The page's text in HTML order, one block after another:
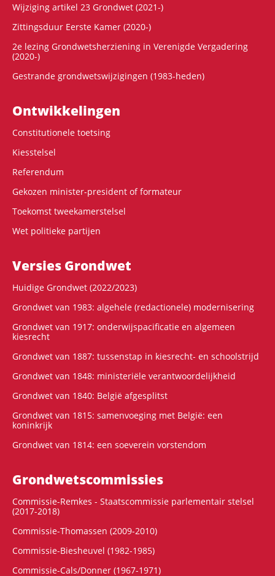
Wijziging artikel 23 Grondwet (2021-)
Zittingsduur Eerste Kamer (2020-)
2e lezing Grondwetsherziening in Verenigde Vergadering
(2020-)
Gestrande grondwetswijzigingen (1983-heden)
Ontwikke­lingen
Constitutionele toetsing
Kiesstelsel
Referendum
Gekozen minister-president of formateur
Toekomst tweekamerstelsel
Wet politieke partijen
Versies Grondwet
Huidige Grondwet (2022/2023)
Grondwet van 1983: algehele (redactionele) modernisering
Grondwet van 1917: onderwijspacificatie en algemeen
kiesrecht
Grondwet van 1887: tussenstap in kiesrecht- en schoolstrijd
Grondwet van 1848: ministeriële verantwoordelijkheid
Grondwet van 1840: België afgesplitst
Grondwet van 1815: samenvoeging met België: een
koninkrijk
Grondwet van 1814: een soeverein vorstendom
Grondwets­commissies
Commissie-Remkes - Staatscommissie parlementair stelsel
(2017-2018)
Commissie-Thomassen (2009-2010)
Commissie-Biesheuvel (1982-1985)
Commissie-Cals/Donner (1967-1971)